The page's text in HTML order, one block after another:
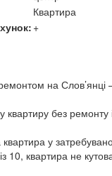
Квартира
+
на
без ремонту
у
10, квартира не